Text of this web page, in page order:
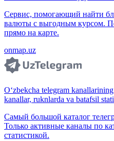
Сервис, помогающий найти
валюты с выгодным курсом.
прямо на карте.
onmap.uz
O‘zbekcha telegram
kanallar, ruknlarda va batafsil
Самый большой каталог
Только активные каналы по
статистикой.